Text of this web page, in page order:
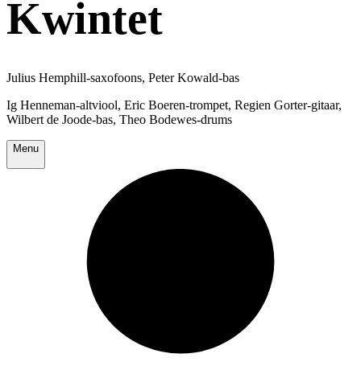
Kwintet
Julius Hemphill-saxofoons, Peter Kowald-bas
Ig Henneman-altviool, Eric Boeren-trompet, Regien Gorter-gitaar,
Wilbert de Joode-bas, Theo Bodewes-drums
Menu